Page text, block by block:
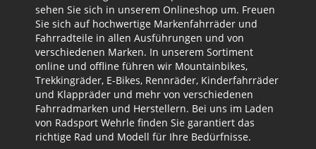
sehen Sie sich in unserem Onlineshop um. Freuen
Sie sich auf hochwertige Markenfahrräder und
Fahrradteile in allen Ausführungen und von
verschiedenen Marken. In unserem Sortiment
online und offline führen wir Mountainbikes,
Trekkingräder, E-Bikes, Rennräder, Kinderfahrräder
und Klappräder und mehr von verschiedenen
Fahrradmarken und Herstellern. Bei uns im Laden
von Radsport Wehrle finden Sie garantiert das
richtige Rad und Modell für Ihre Bedürfnisse.